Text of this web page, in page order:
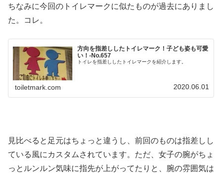
ちなみに今回のトイレマークに似たものが過去にありまし
た。コレ。
方向を指差ししたトイレマーク！子ども姿も可愛
い！‐No.657
トイレを指差ししたトイレマークを紹介します。
toiletmark.com 2020.06.01
見比べると足元はちょっと違うし、前回のものは指差しし
ている風にカスタムされています。ただ、女子の腕がちょ
っとルンルン気味に指先が上がってたりと、腕の雰囲気は